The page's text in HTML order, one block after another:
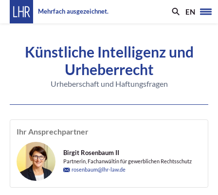
Mehrfach ausgezeichnet. EN
Künstliche Intelligenz und
Urheberrecht
Urheberschaft und Haftungsfragen
Ihr Ansprechpartner
Birgit Rosenbaum II
Partnerin, Fachanwältin für gewerblichen Rechtsschutz
rosenbaum@lhr-law.de